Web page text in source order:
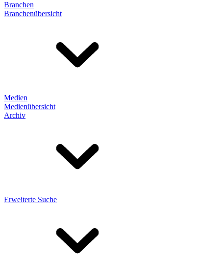
Branchen
Branchenübersicht
Medien
Medienübersicht
Archiv
Erweiterte Suche